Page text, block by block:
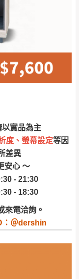
實品為主
度、螢幕設定等因
差異
安心 ～
- 21:30
- 18:30
來電洽詢。
：＠dershin
安鄉、大湖鄉、頭
屋、獅潭鄉
話聯絡確認
無送貨｜
(日)兩天收送貨
嘉義、台南、高
掛方式吊運，
題，並非一般
時間送達，司
時間。
故暫無法配送
發票將於商品
約加上2~7個
寄送。
日內通知本
新品，運費
貨之商品必須
、床包、枕頭
資料之完整